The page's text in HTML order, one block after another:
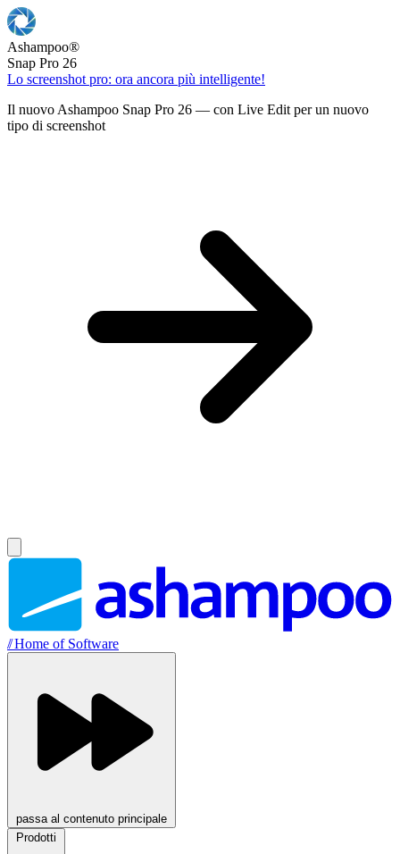
Ashampoo®
Snap Pro 26
Lo screenshot pro: ora ancora più intelligente!
Il nuovo Ashampoo Snap Pro 26 — con Live Edit per un nuovo
tipo di screenshot
//Home of Software
passa al contenuto principale
Prodotti